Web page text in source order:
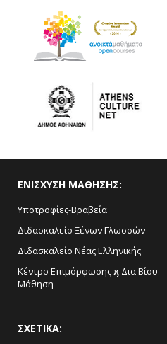
ΕΝΙΣΧΥΣΗ ΜΑΘΗΣΗΣ:
Υποτροφίες-Βραβεία
Διδασκαλείο Ξένων Γλωσσών
Διδασκαλείο Νέας Ελληνικής
Κέντρο Επιμόρφωσης ϗ Δια Βίου
Μάθηση
ΣΧΕΤΙΚΑ: